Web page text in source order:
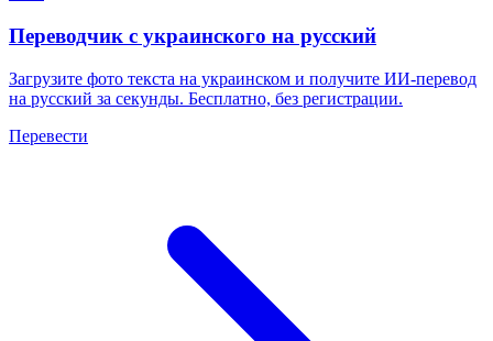
Переводчик с украинского на русский
Загрузите фото текста на украинском и получите ИИ-перевод
на русский за секунды. Бесплатно, без регистрации.
Перевести